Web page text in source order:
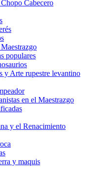
Cabecero
populares
y Arte rupestre levantino
en el Maestrazgo
y el Renacimiento
y maquis